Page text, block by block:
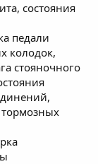
состояния
педали
колодок,
стояночного
тормозных